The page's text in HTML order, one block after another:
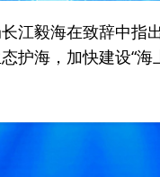
毅海在致辞中指
护海，加快建设“